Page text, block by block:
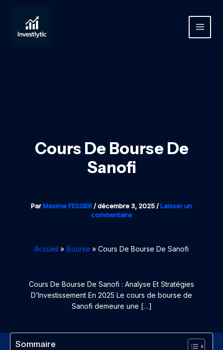
contenu
MAIN
Cours De Bourse De
Sanofi
ParMaxime FESSIER/décembre 3, 2025/Laisser un
commentaire
Accueil Bourse Cours De Bourse De Sanofi
Cours De Bourse De Sanofi : Analyse Et Stratégies
D’Investissement En 2025 Le cours de bourse de
Sanofi demeure une […]
Sommaire